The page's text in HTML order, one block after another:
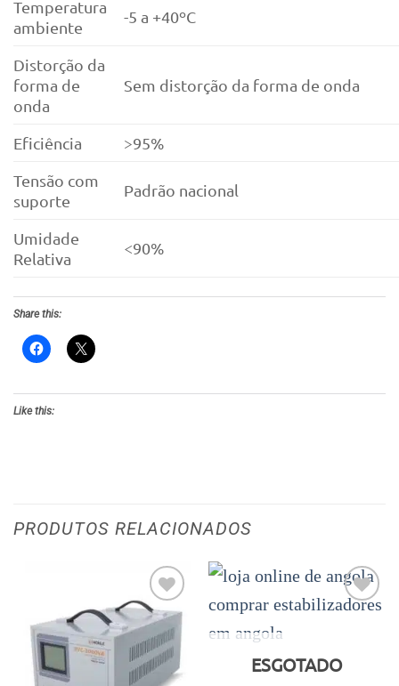
Temperatura
ambiente
-5 a +40ºC
Distorção da
forma de
onda
Sem distorção da forma de onda
Eficiência
>95%
Tensão com
suporte
Padrão nacional
Umidade
Relativa
<90%
Share this:
Like this:
PRODUTOS RELACIONADOS
Adicionar
aos meus
desejos
ESGOTADO